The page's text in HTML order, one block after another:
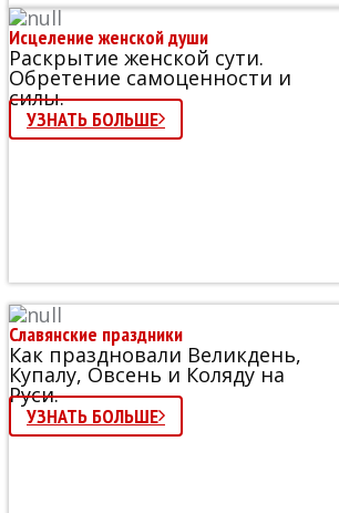
Исцеление женской души
Раскрытие женской сути.
Обретение самоценности и
силы.
УЗНАТЬ БОЛЬШЕ
Славянские праздники
Как праздновали Великдень,
Купалу, Овсень и Коляду на
Руси.
УЗНАТЬ БОЛЬШЕ